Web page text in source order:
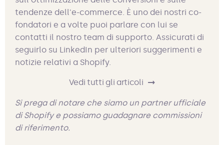
tendenze dell'e-commerce. È uno dei nostri co-
fondatori e a volte puoi parlare con lui se
contatti il nostro team di supporto. Assicurati di
seguirlo su LinkedIn per ulteriori suggerimenti e
notizie relativi a Shopify.
Vedi tutti gli articoli
Si prega di notare che siamo un partner ufficiale
di Shopify e possiamo guadagnare commissioni
di riferimento.